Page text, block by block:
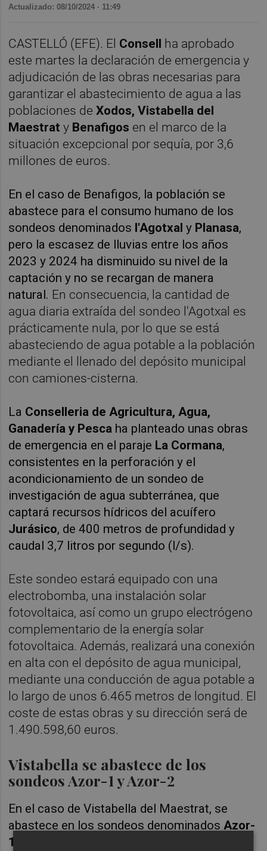
Actualizado: 08/10/2024 · 11:49
CASTELLÓ (EFE). El Consell
ha aprobado
este martes la declaración de emergencia y
adjudicación de las obras necesarias para
garantizar el abastecimiento de agua a las
poblaciones deXodos, Vistabella del
Maestraty Benafigos en el marco de la
situación excepcional por sequía, por 3,6
millones de euros.
En el caso de Benafigos, la población se
abastece para el consumo humano de los
sondeos denominados l'Agotxaly Planasa,
pero la escasez de lluvias entre los años
2023 y 2024 ha disminuido su nivel de la
captación y no se recargan de manera
natural. En consecuencia, la cantidad de
agua diaria extraída del sondeo l'Agotxal es
prácticamente nula, por lo que se está
abasteciendo de agua potable a la población
mediante el llenado del depósito municipal
con camiones-cisterna.
La Conselleria de Agricultura, Agua,
Ganadería y Pesca ha planteado unas obras
de emergencia en el paraje La Cormana,
consistentes en la perforación y el
acondicionamiento de un sondeo de
investigación de agua subterránea, que
captará recursos hídricos del acuífero
Jurásico, de 400 metros de profundidad y
caudal 3,7 litros por segundo (l/s).
Este sondeo estará equipado con una
electrobomba, una instalación solar
fotovoltaica, así como un grupo electrógeno
complementario de la energía solar
fotovoltaica. Además, realizará una conexión
en alta con el depósito de agua municipal,
mediante una conducción de agua potable a
lo largo de unos 6.465 metros de longitud. El
coste de estas obras y su dirección será de
1.490.598,60 euros.
Vistabella se abastece de los
sondeos Azor-1 y Azor-2
En el caso de Vistabella del Maestrat, se
abastece en los sondeos denominadosAzor-
1